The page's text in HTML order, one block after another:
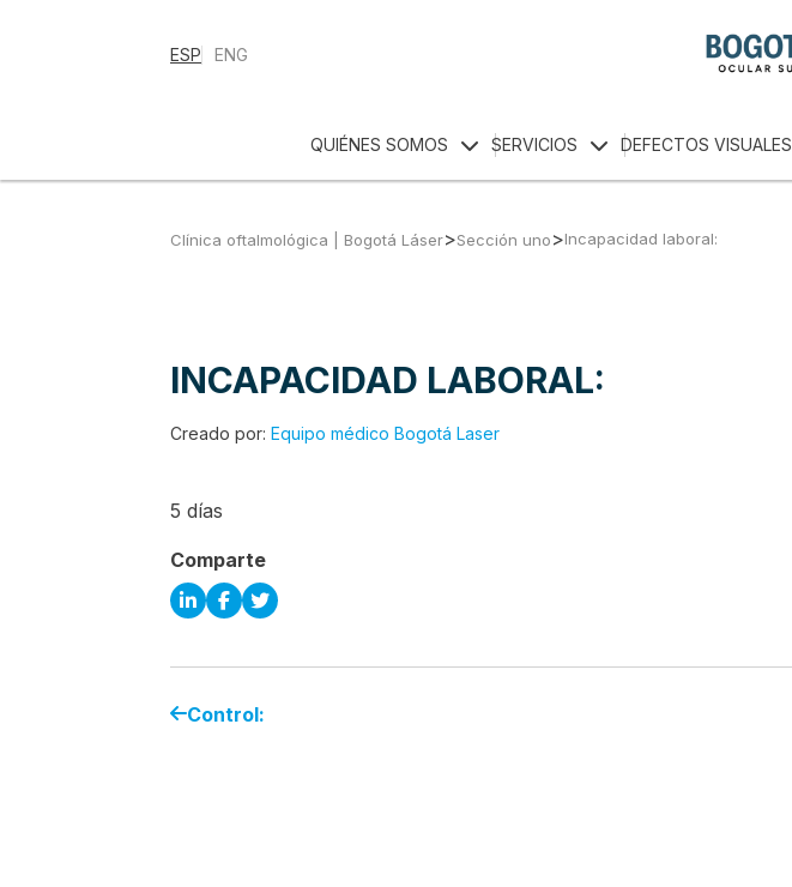
ESP ENG
QUIÉNES SOMOS SERVICIOS DEFECTOS VISUALES
Clínica oftalmológica | Bogotá Láser>Sección uno>Incapacidad laboral:
INCAPACIDAD LABORAL:
Creado por: Equipo médico Bogotá Laser
5 días
Comparte
Control: